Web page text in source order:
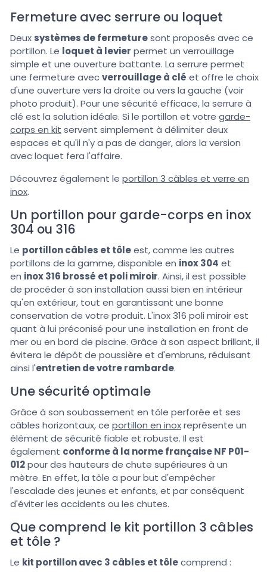
Fermeture avec serrure ou loquet
Deux systèmes de fermeturesont proposés avec ce
portillon. Le loquet à levier permet un verrouillage
simple et une ouverture battante. La serrure permet
une fermeture avecverrouillage à clé et offre le choix
d'une ouverture vers la droite ou vers la gauche (voir
photo produit). Pour une sécurité efficace, la serrure à
clé est la solution idéale. Si le portillon et votre garde-
corps en kit servent simplement à délimiter deux
espaces et qu'il n'y a pas de danger, alors la version
avec loquet fera l'affaire.
Découvrez également le portillon 3 câbles et verre en
inox.
Un portillon pour garde-corps en inox
304 ou 316
Le portillon câbles et tôleest, comme les autres
portillons de la gamme, disponible en inox 304 et
en inox 316 brossé et poli miroir. Ainsi, il est possible
de procéder à son installation aussi bien en intérieur
qu'en extérieur, tout en garantissant une bonne
conservation de votre produit. L'inox 316 poli miroir est
quant à lui préconisé pour une installation en front de
mer ou en bord de piscine. Grâce à son aspect brillant, il
évitera le dépôt de poussière et d'embruns, réduisant
ainsi l'entretien de votre rambarde.
Une sécurité optimale
Grâce à son soubassement en tôle perforée et ses
câbles horizontaux, ce portillon en inoxreprésente un
élément de sécurité fiable et robuste. Il est
également conforme à la norme française NF P01-
012pour des hauteurs de chute supérieures à un
mètre. En effet, la tôle a pour but d'empêcher
l'escalade des jeunes et enfants, et par conséquent
d'éviter les accidents ou les chutes.
Que comprend le kit portillon 3 câbles
et tôle ?
Le kit portillon avec 3 câbles et tôlecomprend :